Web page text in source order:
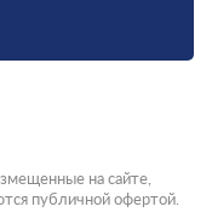
на сайте,
публичной офертой.